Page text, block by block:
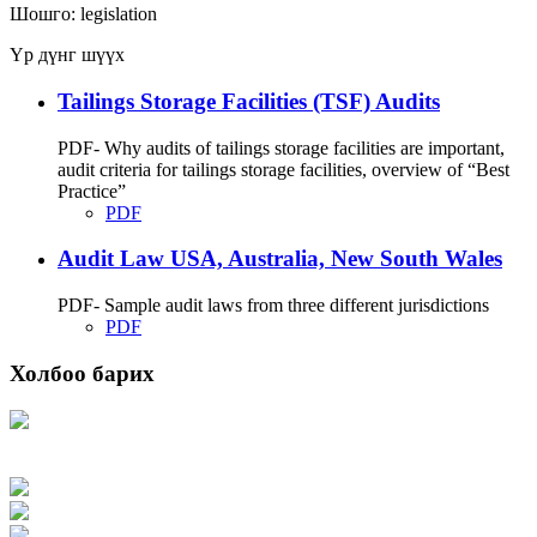
Шошго: legislation
Үр дүнг шүүх
Tailings Storage Facilities (TSF) Audits
PDF- Why audits of tailings storage facilities are important,
audit criteria for tailings storage facilities, overview of “Best
Practice”
PDF
Audit Law USA, Australia, New South Wales
PDF- Sample audit laws from three different jurisdictions
PDF
Холбоо барих